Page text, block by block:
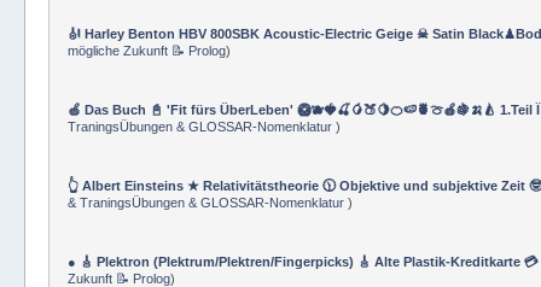
🎻 Harley Benton HBV 800SBK Acoustic-Electric Geige ☠ Satin
mögliche Zukunft 📝 Prolog)
🍏 Das Buch 📓 'Fit fürs ÜberLeben' 🥝🫐🍓🍒🥭🍑🍋🍊🍉🍍🍈🍎🍇🍌🍐 1.Teil
TraningsÜbungen & GLOSSAR-Nomenklatur)
👆 Albert Einsteins ★ Relativitätstheorie 🕦 Objektive und subjektive Zeit
& TraningsÜbungen & GLOSSAR-Nomenklatur)
● 🎸 Plektron (Plektrum/Plektren/Fingerpicks) 🎸 Alte Plastik-Kreditkarte
Zukunft 📝 Prolog)